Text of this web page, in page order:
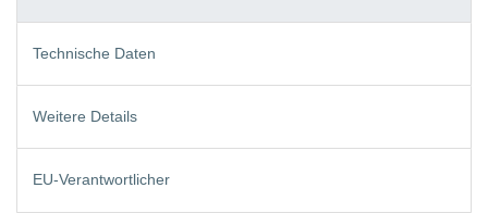
Technische Daten
Weitere Details
EU-Verantwortlicher